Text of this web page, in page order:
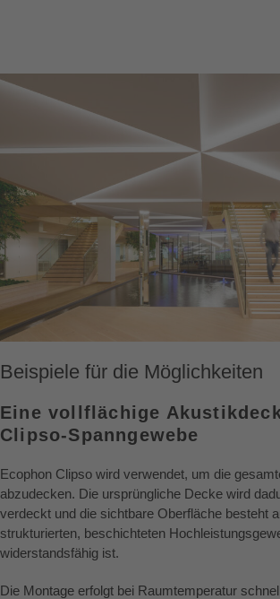
Beispiele für die Möglichkeiten
Eine vollflächige
Clipso-Spanngewebe
Ecophon Clipso wird verwendet, um die
abzudecken. Die ursprüngliche Decke wird
verdeckt und die sichtbare Oberfläche besteht
strukturierten, beschichteten
widerstandsfähig ist.
Die Montage erfolgt bei Raumtemperatur